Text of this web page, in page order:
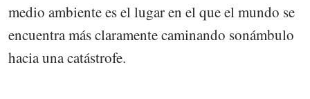
medio ambiente es el lugar en el que el mundo se
encuentra más claramente caminando sonámbulo
hacia una catástrofe.